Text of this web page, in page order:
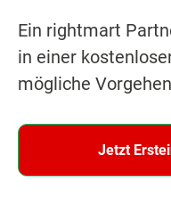
Ein rightmart
in einer
mögliche
Jetzt